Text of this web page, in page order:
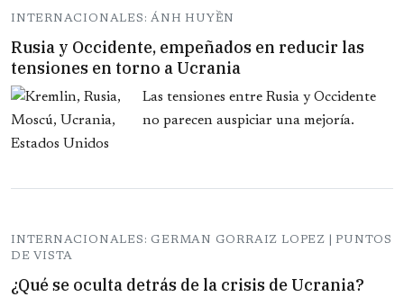
INTERNACIONALES: ÁNH HUYỀN
Rusia y Occidente, empeñados en reducir las
tensiones en torno a Ucrania
Las tensiones entre Rusia y Occidente
no parecen auspiciar una mejoría.
INTERNACIONALES: GERMAN GORRAIZ LOPEZ | PUNTOS
DE VISTA
¿Qué se oculta detrás de la crisis de Ucrania?